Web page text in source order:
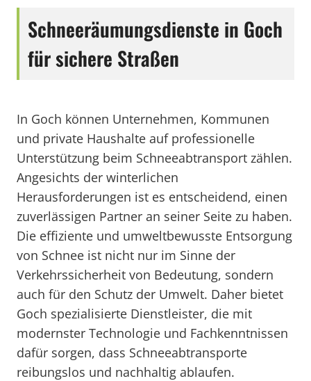
Schneeräumungsdienste in Goch
für sichere Straßen
In Goch können Unternehmen, Kommunen
und private Haushalte auf professionelle
Unterstützung beim Schneeabtransport zählen.
Angesichts der winterlichen
Herausforderungen ist es entscheidend, einen
zuverlässigen Partner an seiner Seite zu haben.
Die effiziente und umweltbewusste Entsorgung
von Schnee ist nicht nur im Sinne der
Verkehrssicherheit von Bedeutung, sondern
auch für den Schutz der Umwelt. Daher bietet
Goch spezialisierte Dienstleister, die mit
modernster Technologie und Fachkenntnissen
dafür sorgen, dass Schneeabtransporte
reibungslos und nachhaltig ablaufen.